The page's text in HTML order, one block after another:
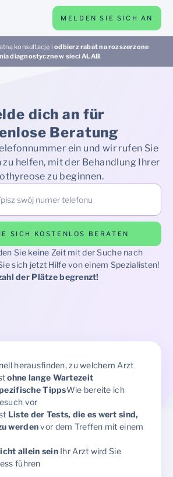
MELDEN SIE SICH AN
konsultację iodbierz rabat na rozszerzone
diagnostyczne w sieci ALAB.
dich an für
Beratung
ein und wir rufen Sie
zu helfen, mit der Behandlung Ihrer
zu beginnen.
SICH KOSTENLOS BERATEN
Sie keine Zeit mit der Suche nach
sich jetzt Hilfe von einem Spezialisten!
der Plätze begrenzt!
herausfinden, zu welchem Arzt
ohne lange Wartezeit
TippsWie bereite ich
vor
Liste der Tests, die es wert sind,
werdenvor dem Treffen mit einem
allein seinIhr Arzt wird Sie
führen